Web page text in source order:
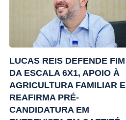
LUCAS REIS DEFENDE FIM
DA ESCALA 6X1, APOIO À
AGRICULTURA FAMILIAR E
REAFIRMA PRÉ-
CANDIDATURA EM